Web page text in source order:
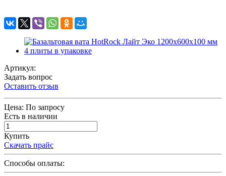
Артикул:
Задать вопрос
Оставить отзыв
Цена: По запросу
Есть в наличии
Купить
Скачать прайс
Способы оплаты: